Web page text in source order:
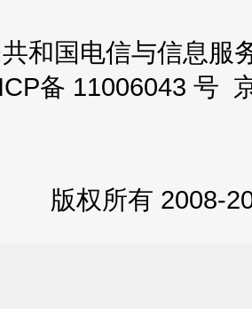
共和国电信与信息
ICP备 11006043 号
版权所有 2008-